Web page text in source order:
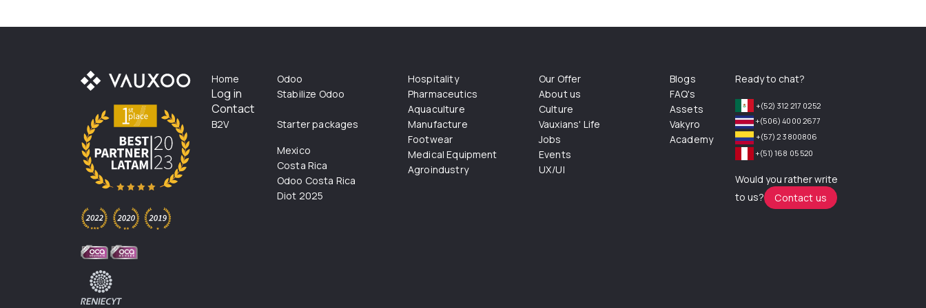
Home
Log in
Contact
B2V
Odoo
Stabilize Odoo
Starter packages
Mexico
Costa Rica
Odoo Costa Rica
Diot 2025
Hospitality
Pharmaceutics
Aquaculture
Manufacture
Footwear
Medical Equipment
Agroindustry
Our Offer
About us
Culture
Vauxians' Life
Jobs
Events
UX/UI
Blogs
FAQ's
Assets
Vakyro
Academy
Ready to chat?
+(52) 312 217 0252
+(506) 4000 2677
+(57) 2 3800806
+(51) 168 05 520
Would you rather write
to us?
Contact us